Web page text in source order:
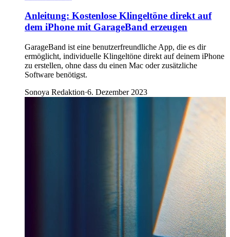
Anleitung: Kostenlose Klingeltöne direkt auf
dem iPhone mit GarageBand erzeugen
GarageBand ist eine benutzerfreundliche App, die es dir
ermöglicht, individuelle Klingeltöne direkt auf deinem iPhone
zu erstellen, ohne dass du einen Mac oder zusätzliche
Software benötigst.
Sonoya Redaktion·6. Dezember 2023